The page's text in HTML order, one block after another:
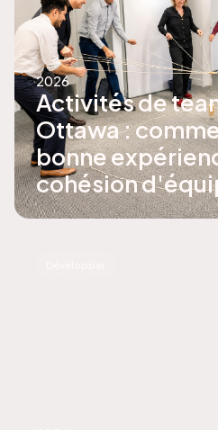
2026
Activités de
Ottawa :
bonne
cohésion